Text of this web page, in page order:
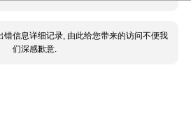
错信息详细记录, 由此给您带来的访问不便我
们深感歉意.